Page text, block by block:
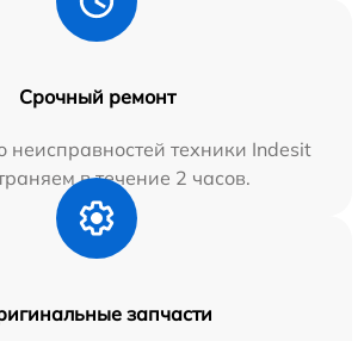
Срочный ремонт
неисправностей техники Indesit
в течение 2 часов.
запчасти